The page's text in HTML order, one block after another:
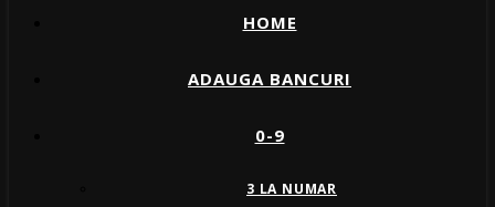
HOME
ADAUGA BANCURI
0-9
3 LA NUMAR